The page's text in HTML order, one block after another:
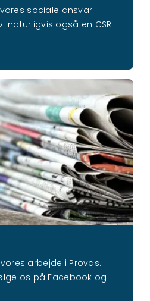
sociale ansvar
naturligvis også en CSR-
arbejde i Provas.
os på Facebook og